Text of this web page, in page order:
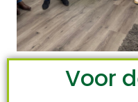
Voor